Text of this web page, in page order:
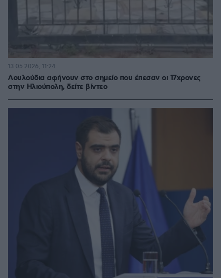
Λουλούδια αφήνουν στο σημείο που έπεσαν οι 17χρονες
στην Ηλιούπολη, δείτε βίντεο
13.05.2026, 11:24